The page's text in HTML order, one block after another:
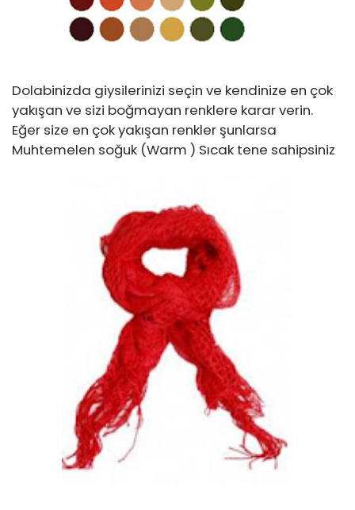
Dolabinizda giysilerinizi seçin ve kendinize en çok
yakışan ve sizi boğmayan renklere karar verin.
Eğer size en çok yakışan renkler şunlarsa
Muhtemelen soğuk (Warm ) Sıcak tene sahipsiniz